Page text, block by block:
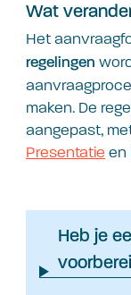
Wat
Het
regelingen
maken. De
aangepast,
Presentatie en
Heb je